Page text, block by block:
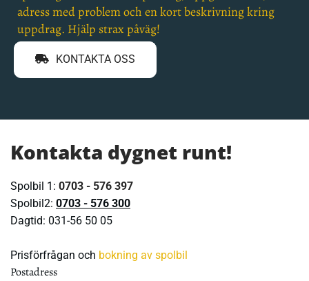
adress med problem och en kort beskrivning kring
uppdrag. Hjälp strax påväg!
KONTAKTA OSS
Kontakta dygnet runt!
Spolbil 1: 0703 - 576 397
Spolbil2: 0703 - 576 300
Dagtid: 031-56 50 05
Prisförfrågan och bokning av spolbil
Postadress